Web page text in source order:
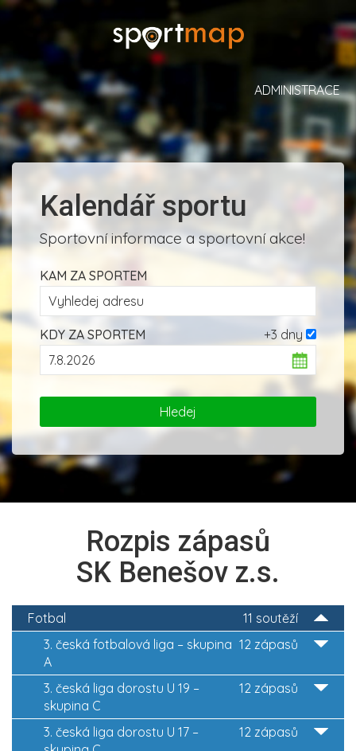
ADMINISTRACE
Kalendář sportu
Sportovní informace a sportovní akce!
KAM ZA SPORTEM
+3 dny
KDY ZA SPORTEM
Rozpis zápasů
SK Benešov z.s.
11 soutěží
Fotbal
12 zápasů
3. česká fotbalová liga – skupina
A
12 zápasů
3. česká liga dorostu U 19 –
skupina C
12 zápasů
3. česká liga dorostu U 17 –